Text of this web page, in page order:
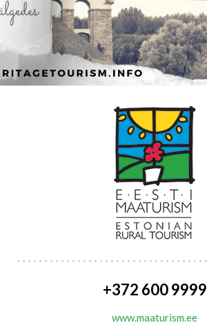
+372 600 9999
www.maaturism.ee